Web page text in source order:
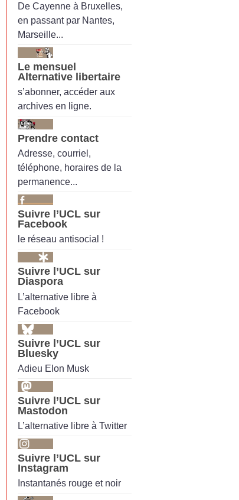
De Cayenne à Bruxelles,
en passant par Nantes,
Marseille...
Le mensuel
Alternative libertaire
s’abonner, accéder aux
archives en ligne.
Prendre contact
Adresse, courriel,
téléphone, horaires de la
permanence...
Suivre l’UCL sur
Facebook
le réseau antisocial !
Suivre l’UCL sur
Diaspora
L’alternative libre à
Facebook
Suivre l’UCL sur
Bluesky
Adieu Elon Musk
Suivre l’UCL sur
Mastodon
L’alternative libre à Twitter
Suivre l’UCL sur
Instagram
Instantanés rouge et noir